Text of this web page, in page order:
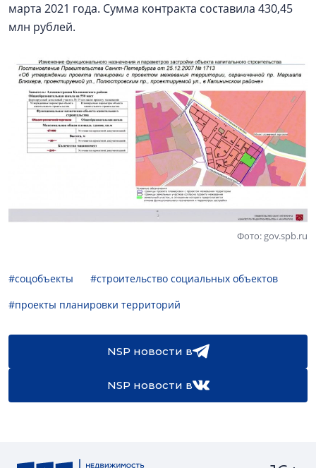
марта 2021 года. Сумма контракта составила 430,45
млн рублей.
Фото: gov.spb.ru
#соцобъекты
#строительство социальных объектов
#проекты планировки территорий
NSP новости в
NSP новости в